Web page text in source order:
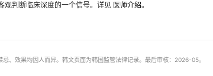
观判断临床深度的一个信号。详见 医师介绍。
、效果均因人而异。韩文页面为韩国监管法律记录。最后审核：2026-05。